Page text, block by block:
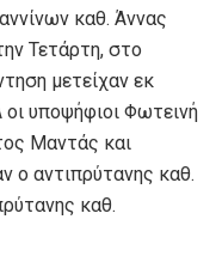
καθ. Άννας
Τετάρτη, στο
μετείχαν εκ
υποψήφιοι Φωτεινή
Μαντάς και
ο αντιπρύτανης καθ.
καθ.